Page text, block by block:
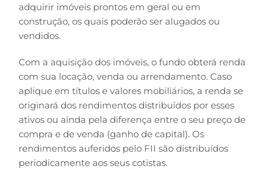
adquirir imóveis prontos em geral ou em
construção, os quais poderão ser alugados ou
vendidos.
Com a aquisição dos imóveis, o fundo obterá renda
com sua locação, venda ou arrendamento. Caso
aplique em títulos e valores mobiliários, a renda se
originará dos rendimentos distribuídos por esses
ativos ou ainda pela diferença entre o seu preço de
compra e de venda (ganho de capital). Os
rendimentos auferidos pelo FII são distribuídos
periodicamente aos seus cotistas.